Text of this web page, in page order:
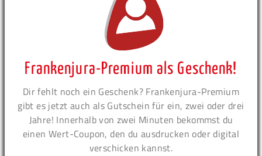
Frankenjura-Premium als Geschenk!
Dir fehlt noch ein Geschenk? Frankenjura-Premium
gibt es jetzt auch als Gutschein für ein, zwei oder drei
Jahre! Innerhalb von zwei Minuten bekommst du
einen Wert-Coupon, den du ausdrucken oder digital
verschicken kannst.